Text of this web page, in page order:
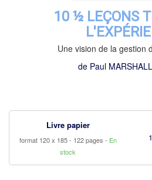
10 ½ LEÇONS
Une vision de la gestion
de Paul MARSHALL
Livre papier
format 120 x 185 122 pages
En
stock